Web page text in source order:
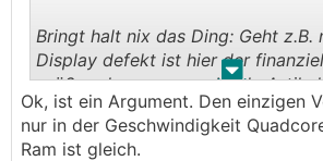
. .
Bringt halt nix das Ding: Geht z.B.
Display defekt ist hier der
größer als wenn man beide
Ok, ist ein Argument. Den einzigen
nur in der Geschwindigkeit
Ram ist gleich.